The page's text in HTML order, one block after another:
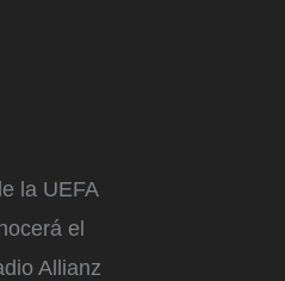
la UEFA
el
Allianz